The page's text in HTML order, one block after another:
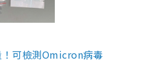
可檢測Omicron病毒